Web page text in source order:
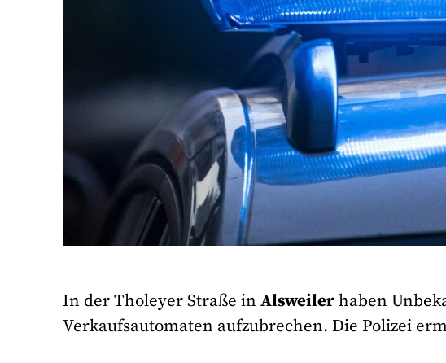
In der Tholeyer Straße inAlsweilerhaben
Verkaufsautomaten aufzubrechen. Die Polizei